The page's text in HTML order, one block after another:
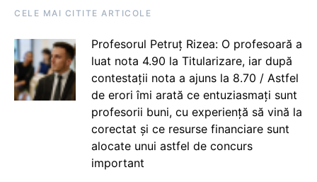
CELE MAI CITITE ARTICOLE
Profesorul Petruț Rizea: O profesoară a
luat nota 4.90 la Titularizare, iar după
contestații nota a ajuns la 8.70 / Astfel
de erori îmi arată ce entuziasmați sunt
profesorii buni, cu experiență să vină la
corectat și ce resurse financiare sunt
alocate unui astfel de concurs
important